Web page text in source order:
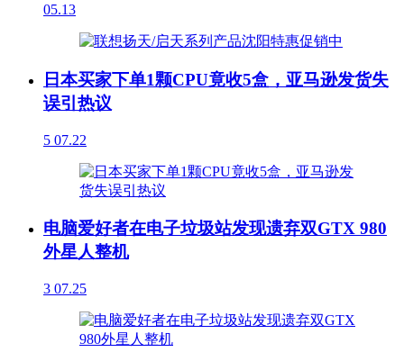
05.13
日本买家下单1颗CPU竟收5盒，亚马逊发货失
误引热议
5 07.22
电脑爱好者在电子垃圾站发现遗弃双GTX 980
外星人整机
3 07.25